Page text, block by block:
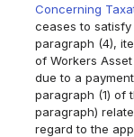
Concerning
ceases to
paragraph (4),
of Workers
due to a
paragraph (1) of
paragraph)
regard to the